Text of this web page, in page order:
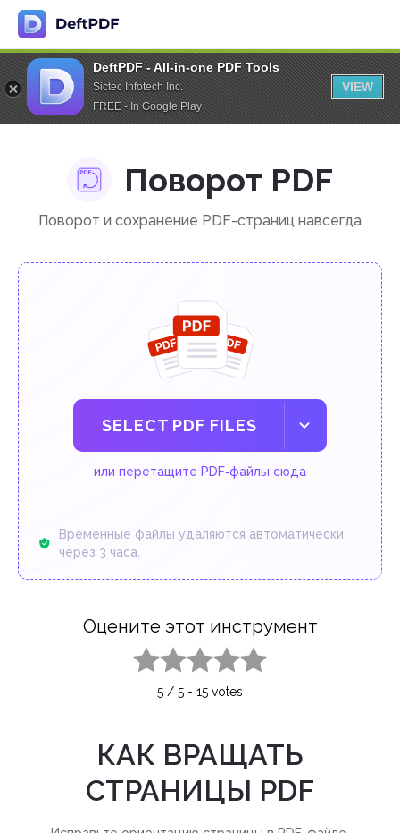
DeftPDF - All-in-one PDF Tools
Sictec Infotech Inc.
FREE - In Google Play
VIEW
Поворот PDF
Поворот и сохранение PDF-страниц навсегда
SELECT PDF FILES
или перетащите PDF‑файлы сюда
Временные файлы удаляются автоматически
через 3 часа.
Оцените этот инструмент
5 / 5 - 15 votes
КАК ВРАЩАТЬ
СТРАНИЦЫ PDF